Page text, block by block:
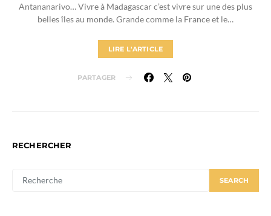
Antananarivo… Vivre à Madagascar c’est vivre sur une des plus
belles îles au monde. Grande comme la France et le…
LIRE L'ARTICLE
PARTAGER
RECHERCHER
FOR:
SEARCH